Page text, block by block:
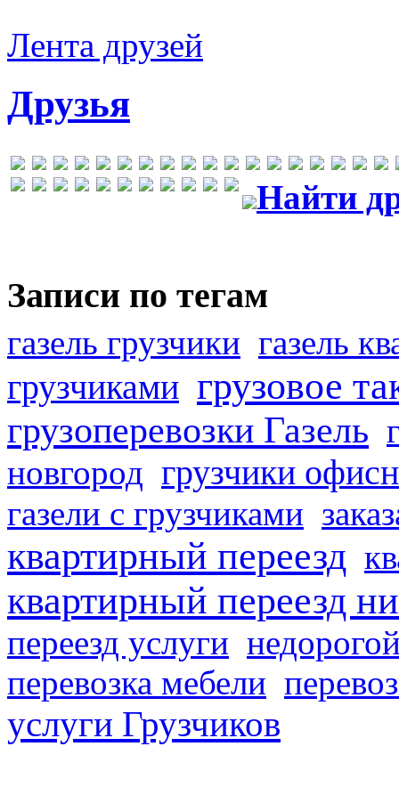
Лента друзей
Друзья
Найти
Записи по тегам
газель грузчики газель
грузчиками грузовое
грузоперевозки Газель
новгород грузчики
газели с грузчиками
квартирный переезд
квартирный переезд
переезд услуги
перевозка мебели
услуги Грузчиков